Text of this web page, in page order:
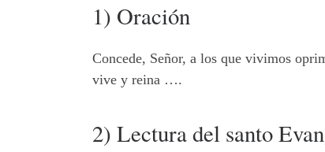
1) Oración
Concede, Señor, a los que vivimos
vive y reina ….
2) Lectura del santo